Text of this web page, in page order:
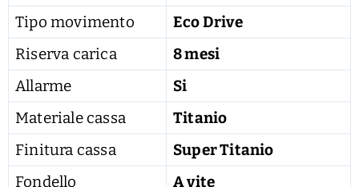
Tipo movimento
Eco Drive
Riserva carica
8 mesi
Allarme
Si
Materiale cassa
Titanio
Finitura cassa
Super Titanio
Fondello
A vite